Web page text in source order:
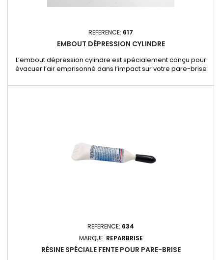
REFERENCE: 617
EMBOUT DÉPRESSION CYLINDRE
L’embout dépression cylindre est spécialement conçu pour
évacuer l’air emprisonné dans l’impact sur votre pare-brise
spécifique sans raccord et de plus petit diamètre, adapté
REFERENCE: 634
MARQUE: REPARBRISE
RÉSINE SPÉCIALE FENTE POUR PARE-BRISE